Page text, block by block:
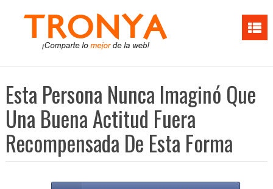
Esta Persona Nunca Imaginó Que
Una Buena Actitud Fuera
Recompensada De Esta Forma